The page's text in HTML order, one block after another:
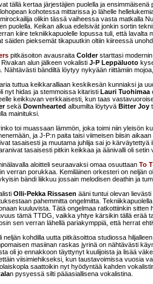
tällä kertaa järjestäjien puolella ja ensimmäisenä
kohotessa mittarissa jo lähelle
olikin tässä vaiheessa vasta matkalla
puolella. Keikan alkua edelsivät jonkin sortin
kiire tekniikkapuolelle lopussa tuli, että
säiden pieksemät tikapuutkin oltiin kiireessä
pitkäsoiton avausraita Colderstarttasi modernin
alun jälkeen vokalisti J-P Leppäluoto
Nähtävästi bändiltä löytyy nykyään riittämiin
tuttua keikkaralliaan keskikesän kunniaksi ja
nyt hidas ja stemmoissa kitaristi Lauri Tuohimaa
keikkuvan verkkaisesti, kun taas
sekä Downhearted albumilta löytyvä Bitter Joy
mainituksi.
toi muassaan lämmön, joka toimi niin yleisön
ja J-P:n paita taisi viimeisen biisin
tasaisesti ja muutama juhlija sai jo
tasaisesti pitkin keikkaa ja äänivalli oli
aloitteli seuraavaksi omaa osuuttaan To
verran porukkaa. Kemiläinen orkesteri on neljän
bändi liikkuu jossain melodisen deathin ja
Olli-Pekka Rissasen ääni tuntui olevan
pahemmitta ongelmitta.
kuuluvista. Tätä ongelmaa ratkottiinkin sitten
tämä TTDG, vaikka yhtye kärsikin tällä erää
sen verran lähellä pariakymppiä, että herrat
neljän kohdilla uutta pitkäsoittoa studiossa
masiinan raskas jyrinä on nähtävästi
oli jo ennakkoon täyttynyt kuulijoista ja lisää
viisimiehikseksi, kun taustavoimissa vuosia
saattoikin nyt hyödyntää kahden
n pysyessä silti pääasiallisena vokalistina.